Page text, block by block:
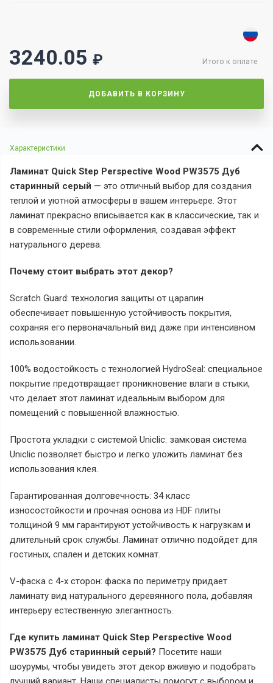
Итого к оплате
3240.05 ₽
ДОБАВИТЬ В КОРЗИНУ
Характеристики
Ламинат Quick Step Perspective Wood PW3575 Дуб
старинный серый — это отличный выбор для создания
теплой и уютной атмосферы в вашем интерьере. Этот
ламинат прекрасно вписывается как в классические, так и
в современные стили оформления, создавая эффект
натурального дерева.
Почему стоит выбрать этот декор?
Scratch Guard: технология защиты от царапин
обеспечивает повышенную устойчивость покрытия,
сохраняя его первоначальный вид даже при интенсивном
использовании.
100% водостойкость с технологией HydroSeal: специальное
покрытие предотвращает проникновение влаги в стыки,
что делает этот ламинат идеальным выбором для
помещений с повышенной влажностью.
Простота укладки с системой Uniclic: замковая система
Uniclic позволяет быстро и легко уложить ламинат без
использования клея.
Гарантированная долговечность: 34 класс
износостойкости и прочная основа из HDF плиты
толщиной 9 мм гарантируют устойчивость к нагрузкам и
длительный срок службы. Ламинат отлично подойдет для
гостиных, спален и детских комнат.
V-фаска с 4-х сторон: фаска по периметру придает
ламинату вид натурального деревянного пола, добавляя
интерьеру естественную элегантность.
Где купить ламинат Quick Step Perspective Wood
PW3575 Дуб старинный серый? Посетите наши
шоурумы, чтобы увидеть этот декор вживую и подобрать